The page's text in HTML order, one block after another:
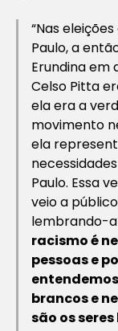
“Nas
Paulo, a
Erundina em
Celso Pitta
ela era a
movimento
ela
Paulo. Essa
veio a
lembrando-
racismo é
pessoas e
brancos e
são os